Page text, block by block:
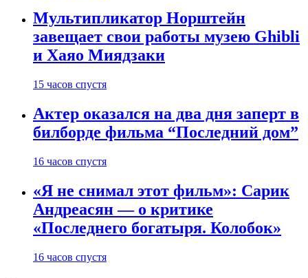
Мультипликатор Норштейн
завещает свои работы музею Ghibli
и Хаяо Миядзаки
15 часов спустя
Актер оказался на два дня заперт в
билборде фильма “Последний дом”
16 часов спустя
«Я не снимал этот фильм»: Сарик
Андреасян — о критике
«Последнего богатыря. Колобок»
16 часов спустя